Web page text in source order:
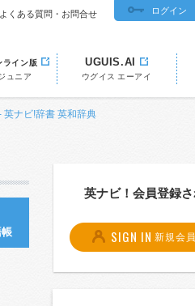
よくある質問・お問合せ ログイン
ライン版
ュニア
UGUIS.AI
ウグイス エーアイ
英ナビ!辞書 英和辞典
英ナビ！会員登録
SIGN IN 新規会